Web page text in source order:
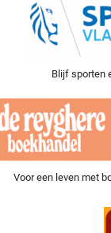
Blijf sporten
Voor een leven met